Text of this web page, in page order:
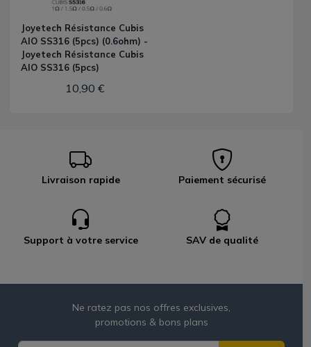
Joyetech Résistance Cubis
AIO SS316 (5pcs) (0.6ohm) -
Joyetech Résistance Cubis
AIO SS316 (5pcs)
10,90 €
Livraison rapide Paiement sécurisé
Support à votre service SAV de qualité
Ne ratez pas nos offres exclusives,
promotions & bons plans